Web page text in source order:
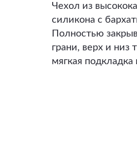
Чехол из
силикона с
Полностью
грани, верх и низ
мягкая